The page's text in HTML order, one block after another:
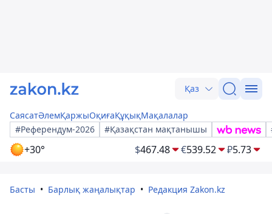
Қаз
СаясатӘлемҚаржыОқиғаҚұқықМақалалар
#Референдум-2026
#Қазақстан мақтанышы
+30° $467.48 €539.52 ₽5.73
Басты Барлық жаңалықтар Редакция Zakon.kz